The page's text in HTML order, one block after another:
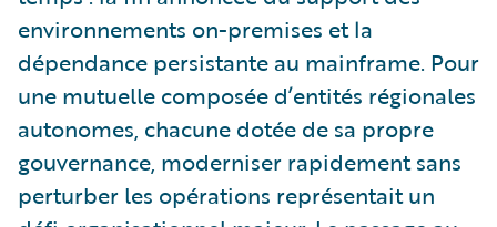
environnements on-premises et la
dépendance persistante au mainframe. Pour
une mutuelle composée d’entités régionales
autonomes, chacune dotée de sa propre
gouvernance, moderniser rapidement sans
perturber les opérations représentait un